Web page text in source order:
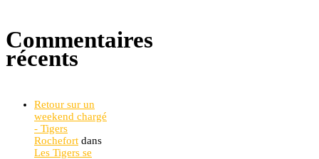
Commentaires
récents
Retour sur un
weekend chargé
- Tigers
Rochefort dans
Les Tigers se